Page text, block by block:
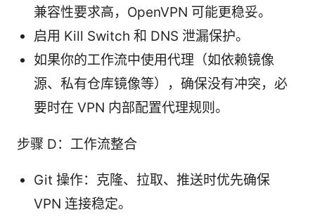
兼容性要求高，OpenVPN 可能更稳妥。
启用 Kill Switch 和 DNS 泄漏保护。
如果你的工作流中使用代理（如依赖镜像
源、私有仓库镜像等），确保没有冲突，必
要时在 VPN 内部配置代理规则。
步骤 D：工作流整合
Git 操作：克隆、拉取、推送时优先确保
VPN 连接稳定。